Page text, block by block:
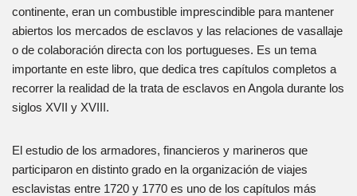
continente, eran un combustible imprescindible para mantener
abiertos los mercados de esclavos y las relaciones de vasallaje
o de colaboración directa con los portugueses. Es un tema
importante en este libro, que dedica tres capítulos completos a
recorrer la realidad de la trata de esclavos en Angola durante los
siglos XVII y XVIII.
El estudio de los armadores, financieros y marineros que
participaron en distinto grado en la organización de viajes
esclavistas entre 1720 y 1770 es uno de los capítulos más